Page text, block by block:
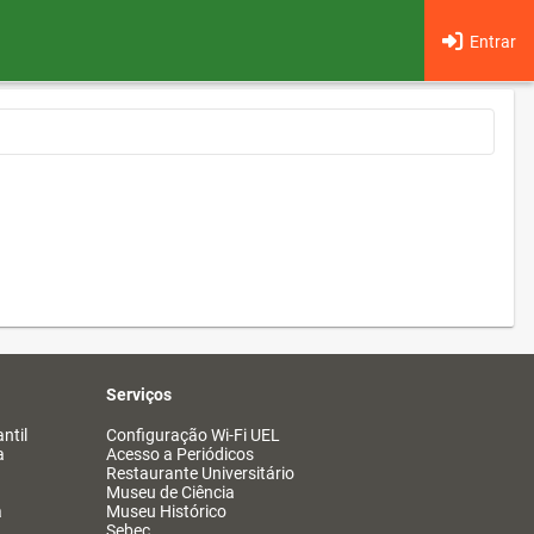
Entrar
Serviços
Configuração Wi-Fi UEL
Acesso a Periódicos
Restaurante Universitário
Museu de Ciência
Museu Histórico